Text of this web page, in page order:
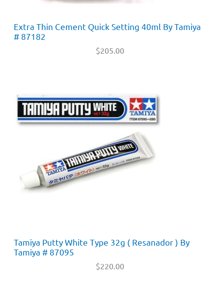
Extra Thin Cement Quick Setting 40ml By Tamiya
# 87182
$205.00
Tamiya Putty White Type 32g ( Resanador ) By
Tamiya # 87095
$220.00